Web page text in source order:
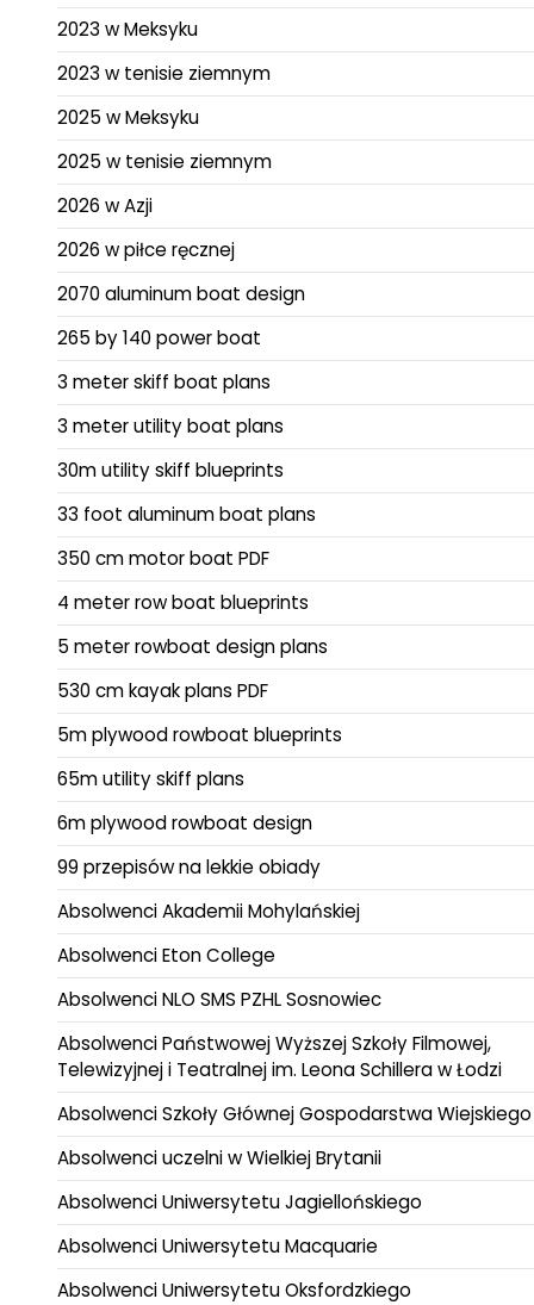
2023 w Meksyku
2023 w tenisie ziemnym
2025 w Meksyku
2025 w tenisie ziemnym
2026 w Azji
2026 w piłce ręcznej
2070 aluminum boat design
265 by 140 power boat
3 meter skiff boat plans
3 meter utility boat plans
30m utility skiff blueprints
33 foot aluminum boat plans
350 cm motor boat PDF
4 meter row boat blueprints
5 meter rowboat design plans
530 cm kayak plans PDF
5m plywood rowboat blueprints
65m utility skiff plans
6m plywood rowboat design
99 przepisów na lekkie obiady
Absolwenci Akademii Mohylańskiej
Absolwenci Eton College
Absolwenci NLO SMS PZHL Sosnowiec
Absolwenci Państwowej Wyższej Szkoły Filmowej,
Telewizyjnej i Teatralnej im. Leona Schillera w Łodzi
Absolwenci Szkoły Głównej Gospodarstwa Wiejskiego
Absolwenci uczelni w Wielkiej Brytanii
Absolwenci Uniwersytetu Jagiellońskiego
Absolwenci Uniwersytetu Macquarie
Absolwenci Uniwersytetu Oksfordzkiego